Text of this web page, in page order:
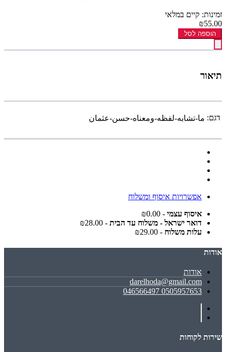
זמינות: קיים במלאי
₪55.00
הוספה לסל
תיאור
דגם: ما-تشابه-لفظه-ومعناه-حسن-عثمان
אפשרויות איסוף ומשלוח
איסוף עצמי - ₪0.00
דואר ישראל - משלוח עד הבית - ₪28.00
עלות משלוח - ₪29.00
אודות
אודות
darelhoda@gmail.com
0505957653 046566497
שירות לקוחות